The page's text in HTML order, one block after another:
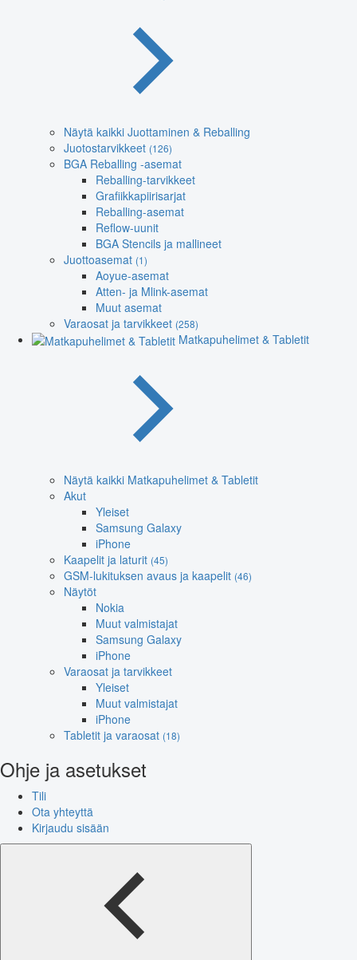
Näytä kaikki Juottaminen & Reballing
Juotostarvikkeet (126)
BGA Reballing -asemat
Reballing-tarvikkeet
Grafiikkapiirisarjat
Reballing-asemat
Reflow-uunit
BGA Stencils ja mallineet
Juottoasemat (1)
Aoyue-asemat
Atten- ja Mlink-asemat
Muut asemat
Varaosat ja tarvikkeet (258)
Matkapuhelimet & Tabletit
Näytä kaikki Matkapuhelimet & Tabletit
Akut
Yleiset
Samsung Galaxy
iPhone
Kaapelit ja laturit (45)
GSM-lukituksen avaus ja kaapelit (46)
Näytöt
Nokia
Muut valmistajat
Samsung Galaxy
iPhone
Varaosat ja tarvikkeet
Yleiset
Muut valmistajat
iPhone
Tabletit ja varaosat (18)
Ohje ja asetukset
Tili
Ota yhteyttä
Kirjaudu sisään